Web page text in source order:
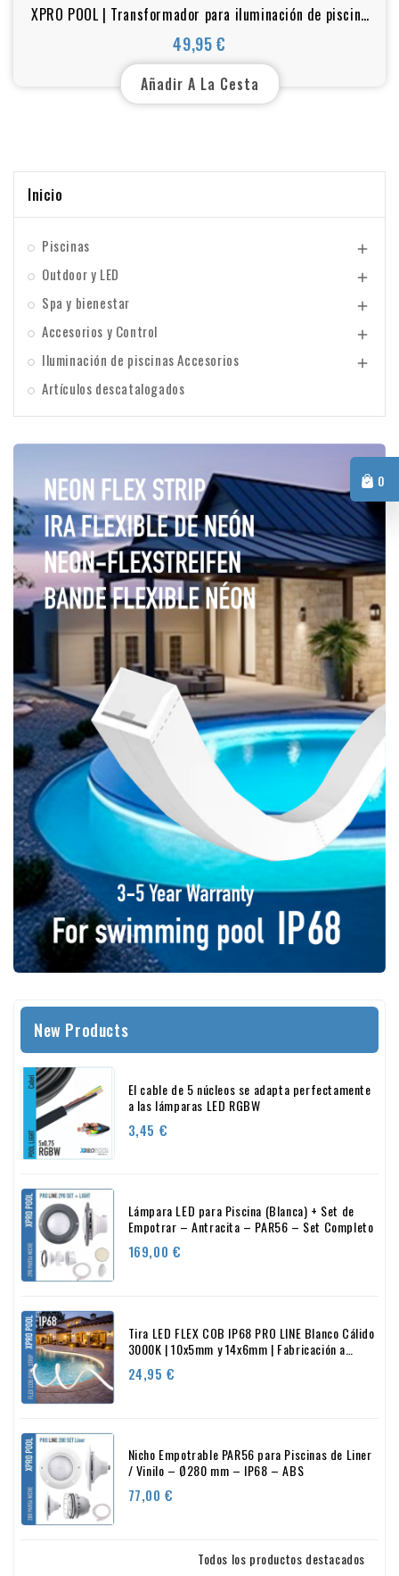
0
XPRO POOL | Transformador para iluminación de piscina
60 W, 12 V CA
49,95 €
Precio
Añadir A La Cesta
Inicio
Piscinas 
Outdoor y LED 
Spa y bienestar 
Accesorios y Control 
Iluminación de piscinas Accesorios 
Artículos descatalogados
New Products
El cable de 5 núcleos se adapta perfectamente
a las lámparas LED RGBW
3,45 €
Lámpara LED para Piscina (Blanca) + Set de
Empotrar – Antracita – PAR56 – Set Completo
169,00 €
Tira LED FLEX COB IP68 PRO LINE Blanco Cálido
3000K | 10x5mm y 14x6mm | Fabricación a
medida
24,95 €
Nicho Empotrable PAR56 para Piscinas de Liner
/ Vinilo – Ø280 mm – IP68 – ABS
77,00 €
Todos los productos destacados